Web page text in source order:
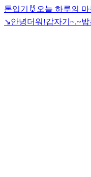
톤입기 🐰오늘 하루의
↘️안녕더워!갑자기~.~